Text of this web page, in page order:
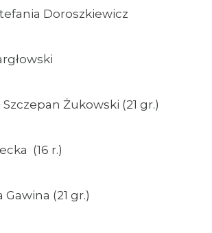
Doroszkiewicz
Żukowski (21 gr.)
(16 r.)
Gawina (21 gr.)